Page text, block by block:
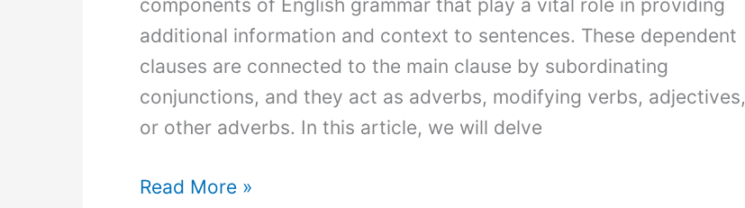
components of English grammar that play a vital role in providing
additional information and context to sentences. These dependent
clauses are connected to the main clause by subordinating
conjunctions, and they act as adverbs, modifying verbs, adjectives,
or other adverbs. In this article, we will delve
Example
Read More »